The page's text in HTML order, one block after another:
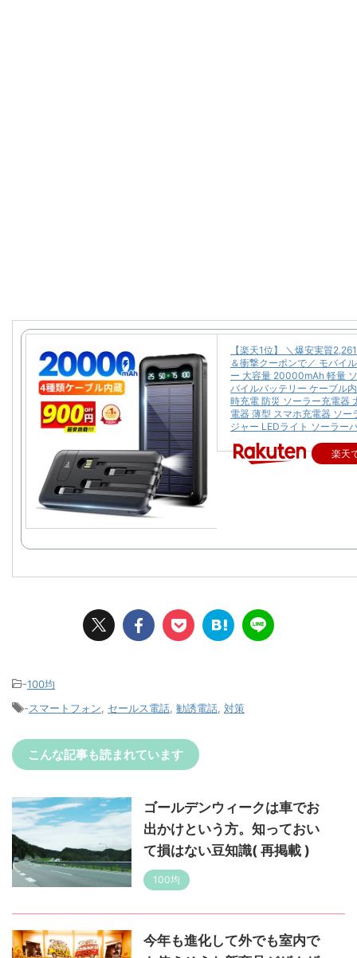
【楽天1位】 ＼爆安実質
＆衝撃クーポンで／ モバイ
ー 大容量 20000mAh 軽量
バイルバッテリー ケーブル
時充電 防災 ソーラー充電器
電器 薄型 スマホ充電器 ソー
ジャー LEDライト ソーラー
楽天
-100均
-スマートフォン, セールス電話, 勧誘電話, 対策
こんな記事も読まれています
ゴールデンウィークは車でお
出かけという方。知っておい
て損はない豆知識( 再掲載 )
100均
今年も進化して外でも室内で